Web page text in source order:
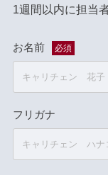
1週間以内に担当
お名前 必須
フリガナ